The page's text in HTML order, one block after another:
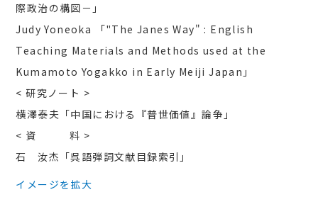
際政治の構図－」
Judy Yoneoka 「"The Janes Way" : English
Teaching Materials and Methods used at the
Kumamoto Yogakko in Early Meiji Japan」
< 研究ノート >
横澤泰夫「中国における『普世価値』論争」
< 資 料 >
石 汝杰「呉語弾詞文献目録索引」
イメージを拡大